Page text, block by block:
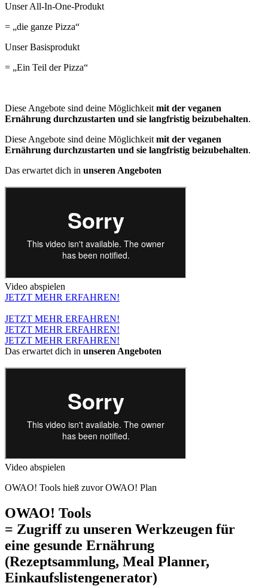
Unser All-In-One-Produkt
= „die ganze Pizza“
Unser Basisprodukt
= „Ein Teil der Pizza“
Diese Angebote sind deine Möglichkeit mit der veganen
Ernährung durchzustarten und sie langfristig beizubehalten.
Diese Angebote sind deine Möglichkeit mit der veganen
Ernährung durchzustarten und sie langfristig beizubehalten.
Das erwartet dich in unseren Angeboten
Video abspielen
JETZT MEHR ERFAHREN!
JETZT MEHR ERFAHREN!
JETZT MEHR ERFAHREN!
JETZT MEHR ERFAHREN!
Das erwartet dich in unseren Angeboten
Video abspielen
OWAO! Tools hieß zuvor OWAO! Plan
OWAO! Tools
= Zugriff zu unseren Werkzeugen für
eine gesunde Ernährung
(Rezeptsammlung, Meal Planner,
Einkaufslistengenerator)